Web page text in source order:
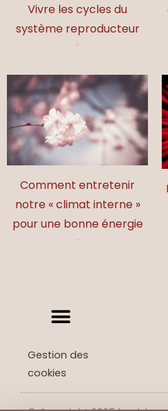
Vivre les cycles du
système reproducteur​
Comment entretenir
notre « climat interne »
pour une bonne énergie
Gestion des
cookies